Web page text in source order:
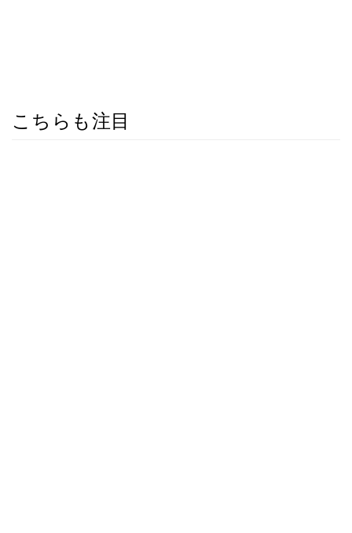
こちらも注目